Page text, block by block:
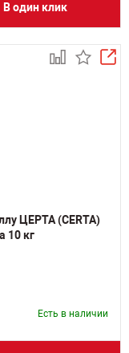
В один клик
ЦЕРТА (CERTA)
10 кг
Есть в наличии